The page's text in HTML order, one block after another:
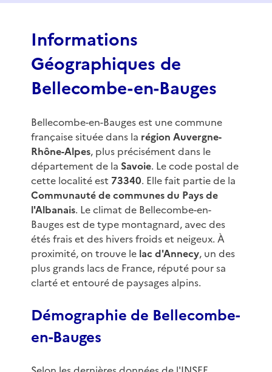
f
Informations
Géographiques de
Bellecombe-en-Bauges
Bellecombe-en-Bauges est une commune
française située dans la région Auvergne-
Rhône-Alpes, plus précisément dans le
département de la Savoie. Le code postal de
cette localité est 73340. Elle fait partie de la
Communauté de communes du Pays de
l'Albanais. Le climat de Bellecombe-en-
Bauges est de type montagnard, avec des
étés frais et des hivers froids et neigeux. À
proximité, on trouve le lac d'Annecy, un des
plus grands lacs de France, réputé pour sa
clarté et entouré de paysages alpins.
Démographie de Bellecombe-
en-Bauges